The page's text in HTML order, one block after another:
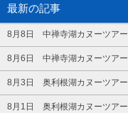
最新の記事
8月8日 中禅寺湖カヌーツアー
8月6日 中禅寺湖カヌーツアー
8月3日 奥利根湖カヌーツアー
8月1日 奥利根湖カヌーツアー